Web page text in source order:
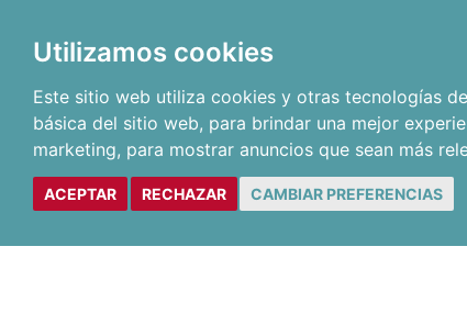
Utilizamos cookies
Este sitio web utiliza cookies y otras tecnologías
básica del sitio web, para brindar una mejor
marketing, para mostrar anuncios que sean más
ACEPTAR RECHAZAR CAMBIAR PREFERENCIAS